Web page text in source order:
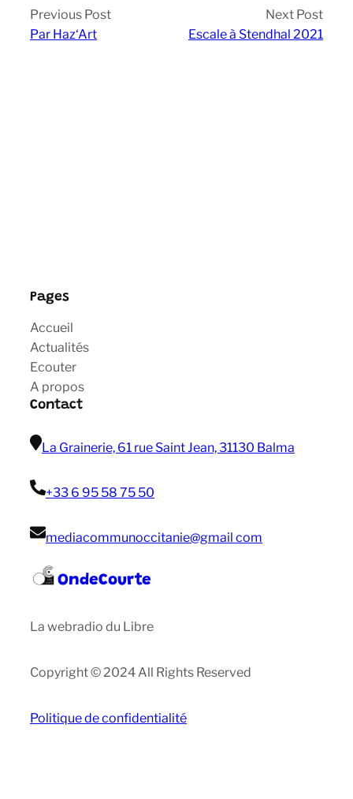
Previous Post
Par Haz‘Art
Next Post
Escale à Stendhal 2021
Pages
Accueil
Actualités
Ecouter
A propos
Contact
La Grainerie, 61 rue Saint Jean, 31130 Balma
+33 6 95 58 75 50
mediacommunoccitanie@gmail com
OndeCourte
La webradio du Libre
Copyright © 2024 All Rights Reserved
Politique de confidentialité